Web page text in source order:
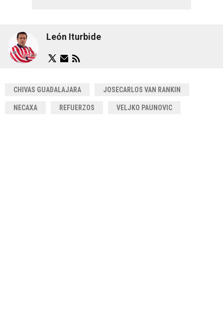
León Iturbide
CHIVAS GUADALAJARA JOSECARLOS VAN RANKIN
NECAXA REFUERZOS VELJKO PAUNOVIC